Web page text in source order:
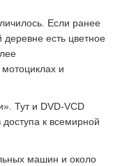
Если ранее
деревне есть цветное
и
Тут и DVD-VCD
к всемирной
машин и около